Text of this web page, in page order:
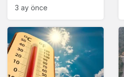
sosyal sorumluluk
3 ay önce